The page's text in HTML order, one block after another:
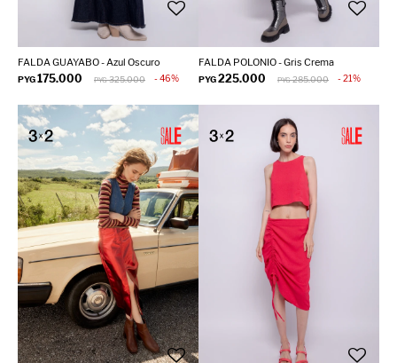
FALDA GUAYABO - Azul Oscuro
PYG175.000 PYG 325.000 46
FALDA POLONIO - Gris Crema
PYG225.000 PYG 285.000 21